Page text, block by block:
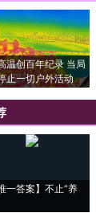
温创百年纪录 当局
止一切户外活动
一答案】不止“养